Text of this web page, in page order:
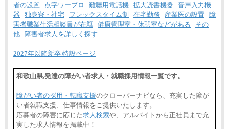
者の設置
点字ワープロ 難聴用電話機 拡大読書機器
音声入力機
器
独身寮・社宅 フレックスタイム制 在宅勤務 産業医の設置
障
害者職業生活相談員が在籍 健康管理室・休憩室などがある
その
他
障害者求人を詳しく探す
2027年以降新卒 特設ページ
和歌山県,発達の障がい者求人・就職採用情報一覧です。
障がい者の採用・転職支援のクローバーナビなら、充実した障が
い者就職支援、仕事情報をご提供いたします。
応募者の障害に応じた求人検索や、アルバイトから正社員まで充
実した求人情報を掲載中！